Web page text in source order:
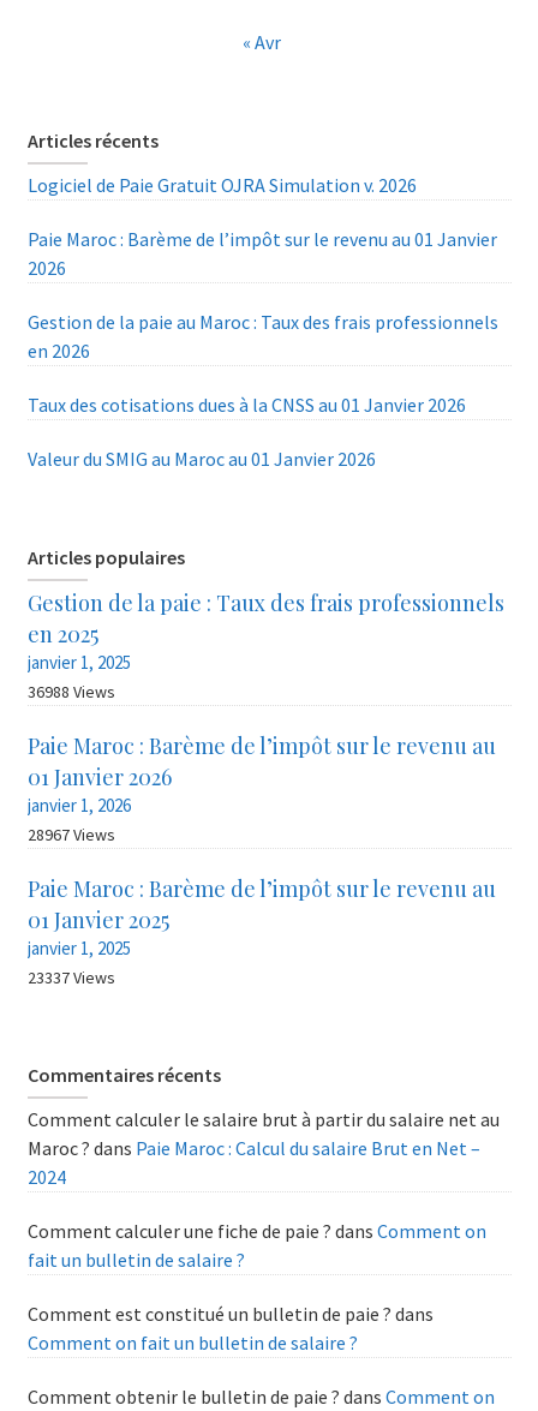
« Avr
Articles récents
Logiciel de Paie Gratuit OJRA Simulation v. 2026
Paie Maroc : Barème de l’impôt sur le revenu au 01 Janvier
2026
Gestion de la paie au Maroc : Taux des frais professionnels
en 2026
Taux des cotisations dues à la CNSS au 01 Janvier 2026
Valeur du SMIG au Maroc au 01 Janvier 2026
Articles populaires
Gestion de la paie : Taux des frais professionnels
en 2025
janvier 1, 2025
36988 Views
Paie Maroc : Barème de l’impôt sur le revenu au
01 Janvier 2026
janvier 1, 2026
28967 Views
Paie Maroc : Barème de l’impôt sur le revenu au
01 Janvier 2025
janvier 1, 2025
23337 Views
Commentaires récents
Comment calculer le salaire brut à partir du salaire net au
Maroc ? dans Paie Maroc : Calcul du salaire Brut en Net –
2024
Comment calculer une fiche de paie ? dans Comment on
fait un bulletin de salaire ?
Comment est constitué un bulletin de paie ? dans
Comment on fait un bulletin de salaire ?
Comment obtenir le bulletin de paie ? dans Comment on